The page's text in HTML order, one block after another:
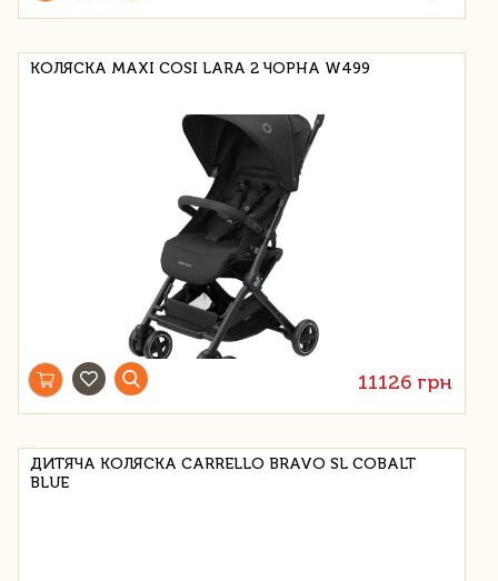
КОЛЯСКА MAXI COSI LARA 2 ЧОРНА W499
11126 грн
ДИТЯЧА КОЛЯСКА CARRELLO BRAVO SL COBALT
BLUE